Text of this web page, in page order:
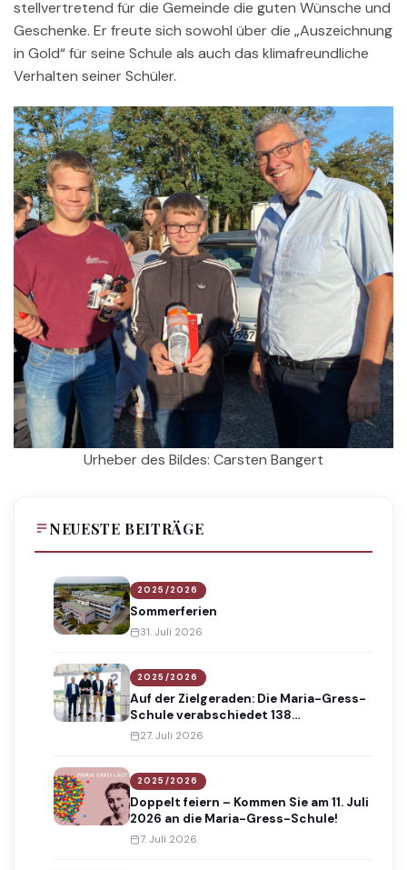
stellvertretend für die Gemeinde die guten Wünsche und
Geschenke. Er freute sich sowohl über die „Auszeichnung
in Gold“ für seine Schule als auch das klimafreundliche
Verhalten seiner Schüler.
Urheber des Bildes: Carsten Bangert
NEUESTE BEITRÄGE
2025/2026
Sommerferien
31. Juli 2026
2025/2026
Auf der Zielgeraden: Die Maria-Gress-
Schule verabschiedet 138
Absolventinnen und Absolventen
27. Juli 2026
2025/2026
Doppelt feiern – Kommen Sie am 11. Juli
2026 an die Maria-Gress-Schule!
7. Juli 2026